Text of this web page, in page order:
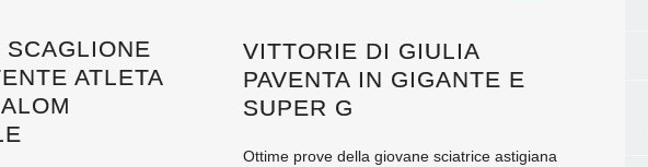
SCAGLIONE
ATLETA
VITTORIE DI GIULIA
PAVENTA IN GIGANTE E
SUPER G
Ottime prove della giovane sciatrice astigiana